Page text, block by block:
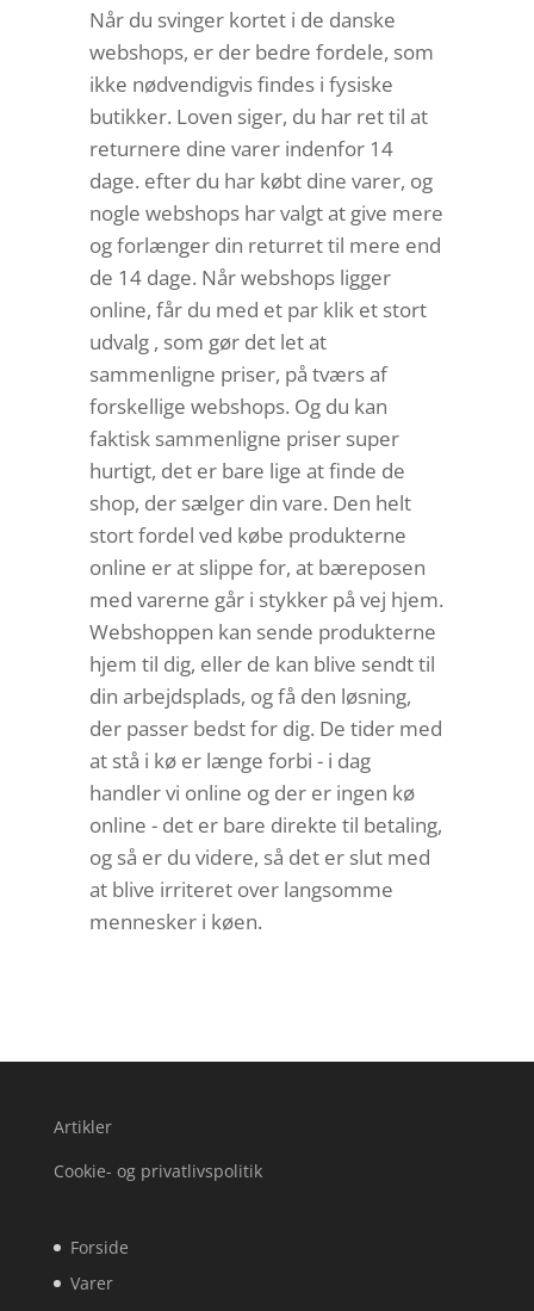
Når du svinger kortet i de danske
webshops, er der bedre fordele, som
ikke nødvendigvis findes i fysiske
butikker. Loven siger, du har ret til at
returnere dine varer indenfor 14
dage. efter du har købt dine varer, og
nogle webshops har valgt at give mere
og forlænger din returret til mere end
de 14 dage. Når webshops ligger
online, får du med et par klik et stort
udvalg , som gør det let at
sammenligne priser, på tværs af
forskellige webshops. Og du kan
faktisk sammenligne priser super
hurtigt, det er bare lige at finde de
shop, der sælger din vare. Den helt
stort fordel ved købe produkterne
online er at slippe for, at bæreposen
med varerne går i stykker på vej hjem.
Webshoppen kan sende produkterne
hjem til dig, eller de kan blive sendt til
din arbejdsplads, og få den løsning,
der passer bedst for dig. De tider med
at stå i kø er længe forbi - i dag
handler vi online og der er ingen kø
online - det er bare direkte til betaling,
og så er du videre, så det er slut med
at blive irriteret over langsomme
mennesker i køen.
Artikler
Cookie- og privatlivspolitik
Forside
Varer